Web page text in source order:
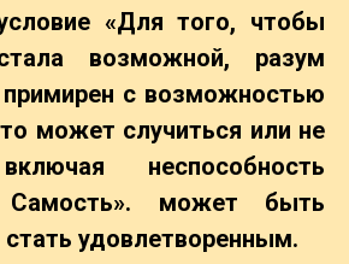
«Для того, чтобы
возможной, разум
с возможностью
может случиться или не
неспособность
Самость». может быть
стать удовлетворенным.